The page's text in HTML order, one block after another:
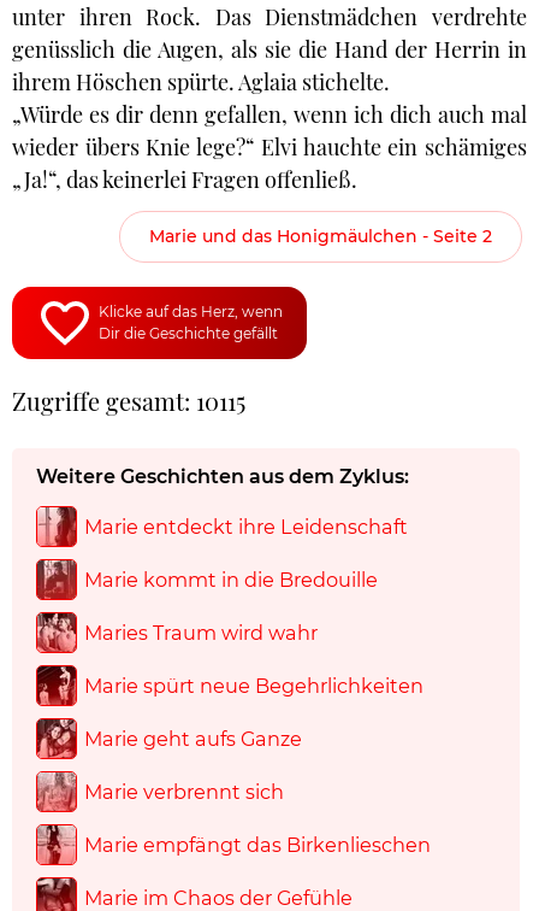
unter ihren Rock. Das Dienstmädchen verdrehte
genüsslich die Augen, als sie die Hand der Herrin in
ihrem Höschen spürte. Aglaia stichelte.
„Würde es dir denn gefallen, wenn ich dich auch mal
wieder übers Knie lege?“ Elvi hauchte ein schämiges
„Ja!“, das keinerlei Fragen offenließ.
Marie und das Honigmäulchen - Seite 2
Klicke auf das Herz, wenn
Dir die Geschichte gefällt
Zugriffe gesamt: 10115
Weitere Geschichten aus dem Zyklus:
Marie entdeckt ihre Leidenschaft
Marie kommt in die Bredouille
Maries Traum wird wahr
Marie spürt neue Begehrlichkeiten
Marie geht aufs Ganze
Marie verbrennt sich
Marie empfängt das Birkenlieschen
Marie im Chaos der Gefühle